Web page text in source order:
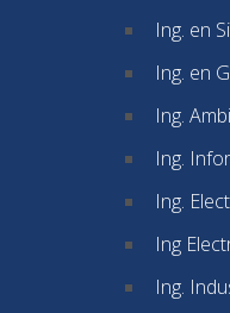
Ing. en
Ing. en
Ing.
Ing.
Ing.
Ing
Ing.